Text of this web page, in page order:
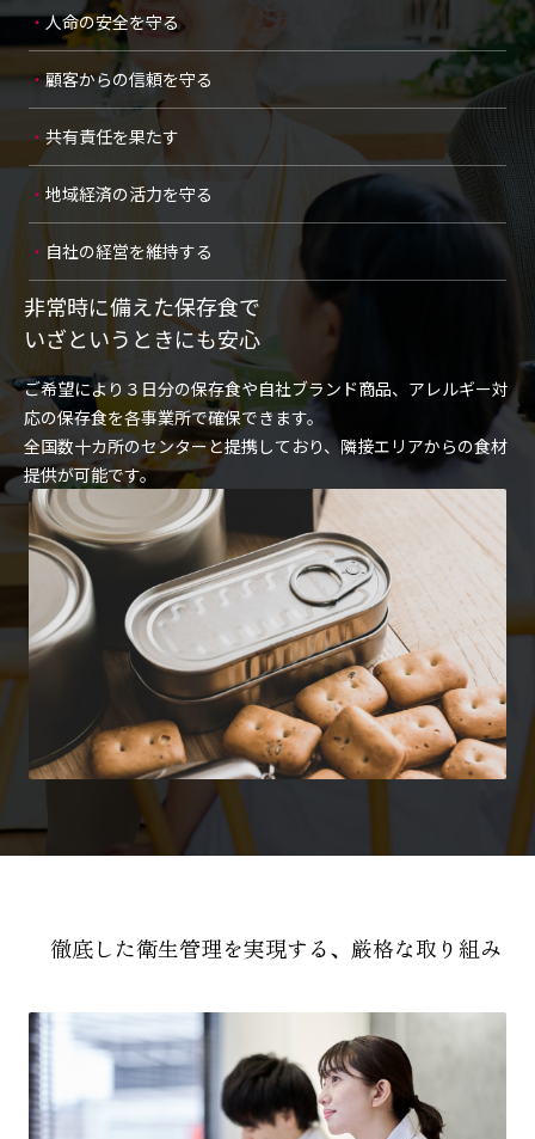
人命の安全を守る
顧客からの信頼を守る
共有責任を果たす
地域経済の活力を守る
自社の経営を維持する
非常時に備えた保存食で
いざというときにも安心
ご希望により３日分の保存食や自社ブランド商品、アレルギー対
応の保存食を各事業所で確保できます。
全国数十カ所のセンターと提携しており、隣接エリアからの食材
提供が可能です。
徹底した衛生管理を実現する、厳格な取り組み